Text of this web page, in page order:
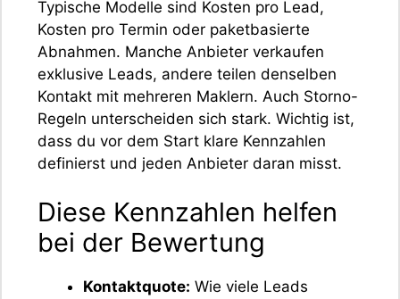
Typische Modelle sind Kosten pro Lead,
Kosten pro Termin oder paketbasierte
Abnahmen. Manche Anbieter verkaufen
exklusive Leads, andere teilen denselben
Kontakt mit mehreren Maklern. Auch Storno-
Regeln unterscheiden sich stark. Wichtig ist,
dass du vor dem Start klare Kennzahlen
definierst und jeden Anbieter daran misst.
Diese Kennzahlen helfen
bei der Bewertung
Kontaktquote: Wie viele Leads